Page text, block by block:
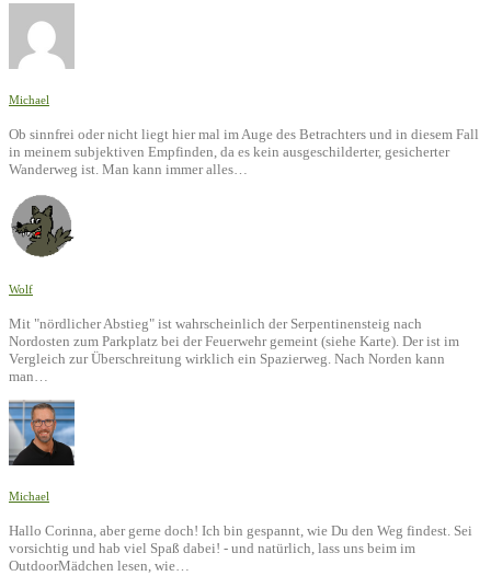
Michael
Ob sinnfrei oder nicht liegt hier mal im Auge des Betrachters und in diesem Fall
in meinem subjektiven Empfinden, da es kein ausgeschilderter, gesicherter
Wanderweg ist. Man kann immer alles…
Wolf
Mit "nördlicher Abstieg" ist wahrscheinlich der Serpentinensteig nach
Nordosten zum Parkplatz bei der Feuerwehr gemeint (siehe Karte). Der ist im
Vergleich zur Überschreitung wirklich ein Spazierweg. Nach Norden kann
man…
Michael
Hallo Corinna, aber gerne doch! Ich bin gespannt, wie Du den Weg findest. Sei
vorsichtig und hab viel Spaß dabei! - und natürlich, lass uns beim im
OutdoorMädchen lesen, wie…